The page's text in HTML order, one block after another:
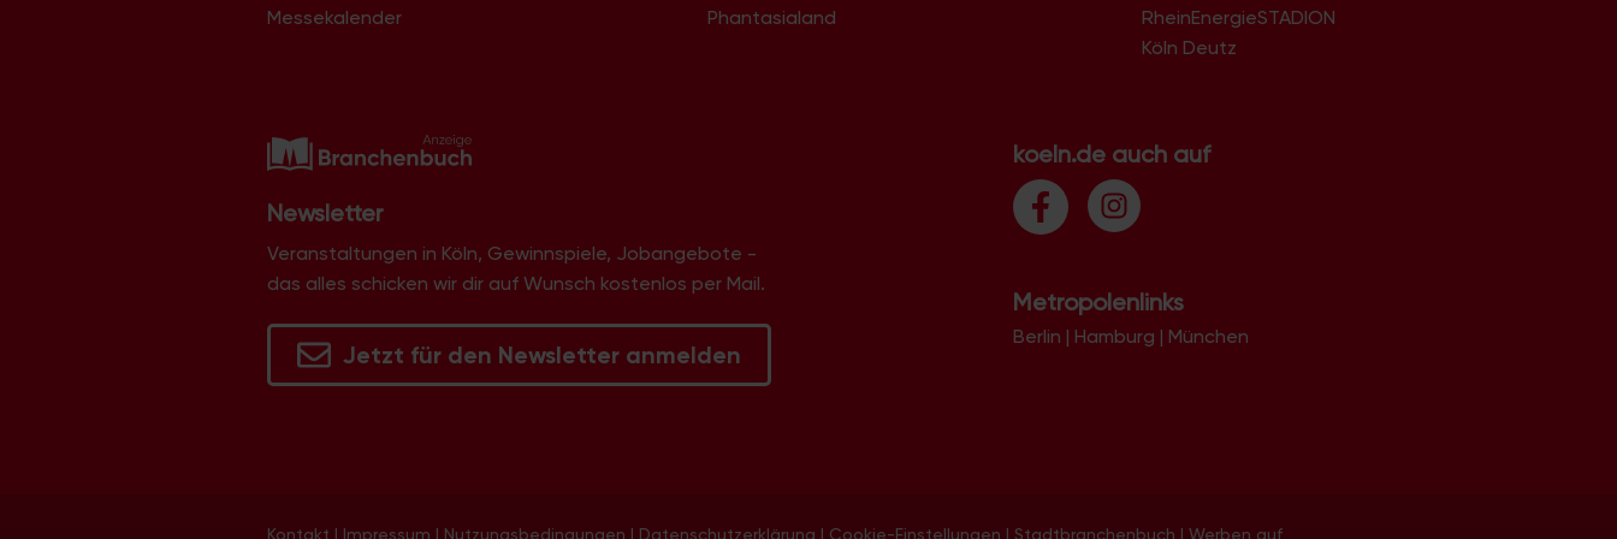
Messekalender
Phantasialand
RheinEnergieSTADION
Köln Deutz
Newsletter
Veranstaltungen in Köln, Gewinnspiele, Jobangebote -
das alles schicken wir dir auf Wunsch kostenlos per Mail.
Jetzt für den Newsletter anmelden
koeln.de auch auf
Metropolenlinks
Berlin | Hamburg | München
Kontakt | Impressum | Nutzungsbedingungen | Datenschutzerklärung | Cookie-Einstellungen | Stadtbranchenbuch | Werben auf